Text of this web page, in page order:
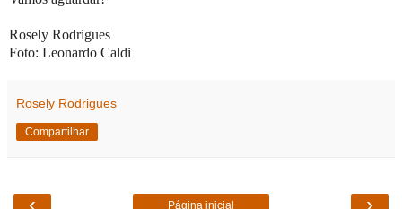
Rosely Rodrigues
Foto: Leonardo Caldi
Rosely Rodrigues
Compartilhar
‹ ›
Página inicial